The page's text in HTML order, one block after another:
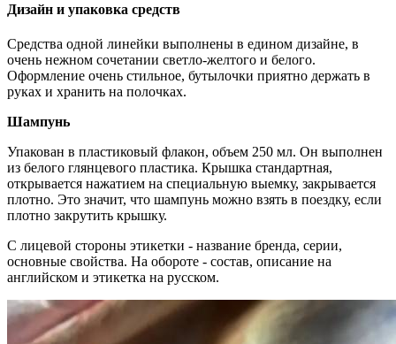
Дизайн и упаковка средств
Средства одной линейки выполнены в едином дизайне, в
очень нежном сочетании светло-желтого и белого.
Оформление очень стильное, бутылочки приятно держать в
руках и хранить на полочках.
Шампунь
Упакован в пластиковый флакон, объем 250 мл. Он выполнен
из белого глянцевого пластика. Крышка стандартная,
открывается нажатием на специальную выемку, закрывается
плотно. Это значит, что шампунь можно взять в поездку, если
плотно закрутить крышку.
С лицевой стороны этикетки - название бренда, серии,
основные свойства. На обороте - состав, описание на
английском и этикетка на русском.